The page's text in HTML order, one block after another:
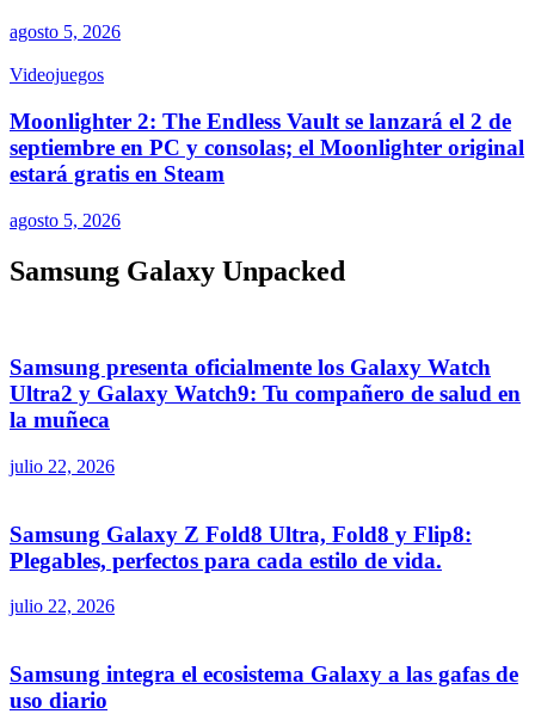
agosto 5, 2026
Videojuegos
Moonlighter 2: The Endless Vault se lanzará el 2 de
septiembre en PC y consolas; el Moonlighter original
estará gratis en Steam
agosto 5, 2026
Samsung Galaxy Unpacked
Samsung presenta oficialmente los Galaxy Watch
Ultra2 y Galaxy Watch9: Tu compañero de salud en
la muñeca
julio 22, 2026
Samsung Galaxy Z Fold8 Ultra, Fold8 y Flip8:
Plegables, perfectos para cada estilo de vida.
julio 22, 2026
Samsung integra el ecosistema Galaxy a las gafas de
uso diario